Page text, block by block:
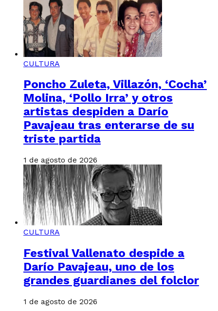
CULTURA
Poncho Zuleta, Villazón, ‘Cocha’
Molina, ‘Pollo Irra’ y otros
artistas despiden a Darío
Pavajeau tras enterarse de su
triste partida
1 de agosto de 2026
CULTURA
Festival Vallenato despide a
Darío Pavajeau, uno de los
grandes guardianes del folclor
1 de agosto de 2026